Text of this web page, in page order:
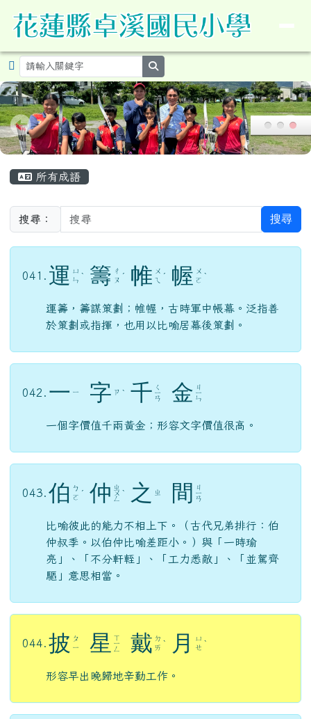
花蓮縣卓溪鄉卓溪國民小學暨附設
導覽列
所有成語
搜尋： 搜尋
041. 運 ㄩ
ㄣ ˋ 籌 ㄔ
ㄡ ˊ 帷 ㄨ
ㄟ
ˊ 幄 ㄨ
ㄛ ˋ
運籌，籌謀策劃；帷幄，古時軍中帳幕。泛指善
於策劃或指揮，也用以比喻居幕後策劃。
042. 一 ㄧ 字 ㄗ ˋ 千 ㄑ
ㄧ
ㄢ 金 ㄐ
ㄧ
ㄣ
一個字價值千兩黃金；形容文字價值很高。
043. 伯 ㄅ
ㄛ ˊ 仲 ㄓ
ㄨ
ㄥ
ˋ 之 ㄓ 間 ㄐ
ㄧ
ㄢ
比喻彼此的能力不相上下。（古代兄弟排行：伯
仲叔季。以伯仲比喻差距小。）與「一時瑜
亮」、「不分軒輊」、「工力悉敵」、「並駕齊
驅」意思相當。
044. 披 ㄆ
ㄧ
星 ㄒ
ㄧ
ㄥ 戴 ㄉ
ㄞ ˋ 月
ㄩ
ㄝ ˋ
形容早出晚歸地辛勤工作。